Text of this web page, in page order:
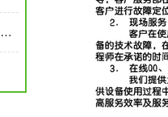
济南恒品获得山东省包装行业成长性企业